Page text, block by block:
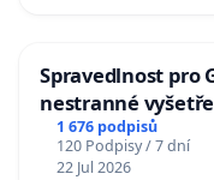
Spravedlnost pro
nestranné
1 676 podpisů
120 Podpisy / 7 dní
22 Jul 2026